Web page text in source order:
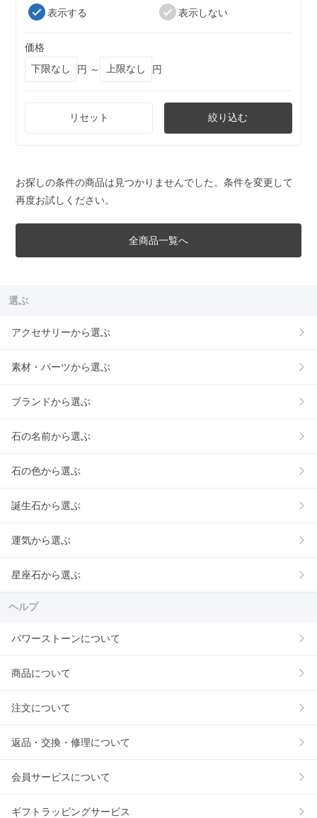
表示する
表示しない
価格
円 ～
円
リセット 絞り込む
お探しの条件の商品は見つかりませんでした。条件を変更して
再度お試しください。
全商品一覧へ
選ぶ
アクセサリーから選ぶ
素材・パーツから選ぶ
ブランドから選ぶ
石の名前から選ぶ
石の色から選ぶ
誕生石から選ぶ
運気から選ぶ
星座石から選ぶ
ヘルプ
パワーストーンについて
商品について
注文について
返品・交換・修理について
会員サービスについて
ギフトラッピングサービス